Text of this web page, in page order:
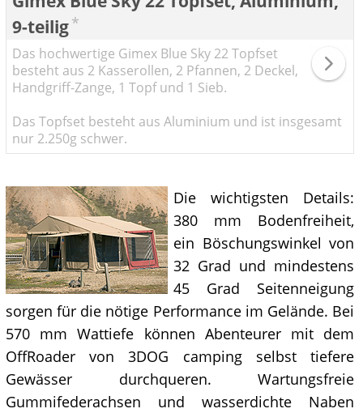
9-teilig*
Das hochwertige Gimex Blue Sky 22 Topfset
besteht aus 2 Kasserollen, 2 Pfannen, 2 Deckel,
Handgriff-Zange, 1 Topf und 1 Sieb.
Das Topfset besteht aus Aluminium und ist insgesamt
nur 2.250g schwer.
Die wichtigsten Details:
380 mm Bodenfreiheit,
ein Böschungswinkel von
32 Grad und mindestens
45 Grad Seitenneigung
sorgen für die nötige Performance im Gelände. Bei
570 mm Wattiefe können Abenteurer mit dem
OffRoader von 3DOG camping selbst tiefere
Gewässer durchqueren. Wartungsfreie
Gummifederachsen und wasserdichte Naben